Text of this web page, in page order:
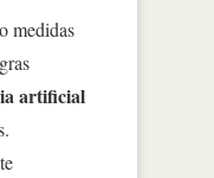
medidas
artificial